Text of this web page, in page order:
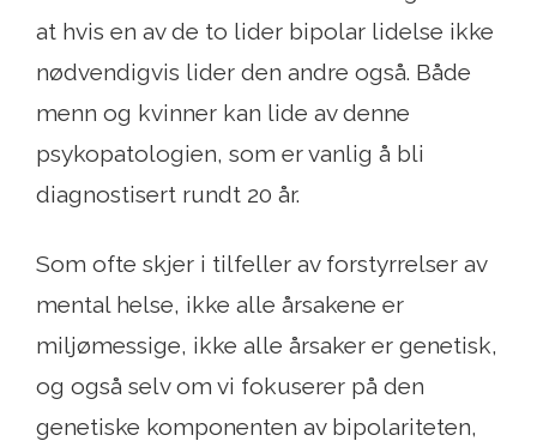
at hvis en av de to lider bipolar lidelse ikke
nødvendigvis lider den andre også. Både
menn og kvinner kan lide av denne
psykopatologien, som er vanlig å bli
diagnostisert rundt 20 år.
Som ofte skjer i tilfeller av forstyrrelser av
mental helse, ikke alle årsakene er
miljømessige, ikke alle årsaker er genetisk,
og også selv om vi fokuserer på den
genetiske komponenten av bipolariteten,